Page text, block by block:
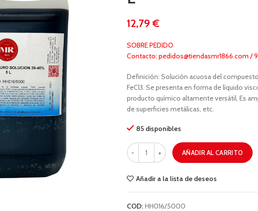
€
SOBRE PEDIDO
Contacto: pedidos@tiendasmr1866.com /
Definición: Solución acuosa del
FeCl3. Se presenta en forma de líquido
producto químico altamente versátil. Es
de superficies metálicas, etc.
85 disponibles
AÑADIR AL CARRITO
Añadir a la lista de deseos
COD: HH016/5000